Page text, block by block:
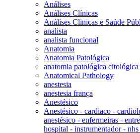
Análises
Análises Clínicas
Análises Clinicas e Saúde
analista
analista funcional
Anatomia
Anatomia Patológica
anatomia patológica citológica
Anatomical Pathology
anestesia
anestesia frança
Anestésico
Anestésico - cardiaco -
anestésico - enfermeiras -
hospital - instrumentador -